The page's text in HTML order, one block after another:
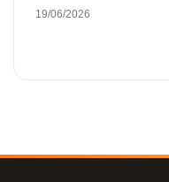
19/06/2026